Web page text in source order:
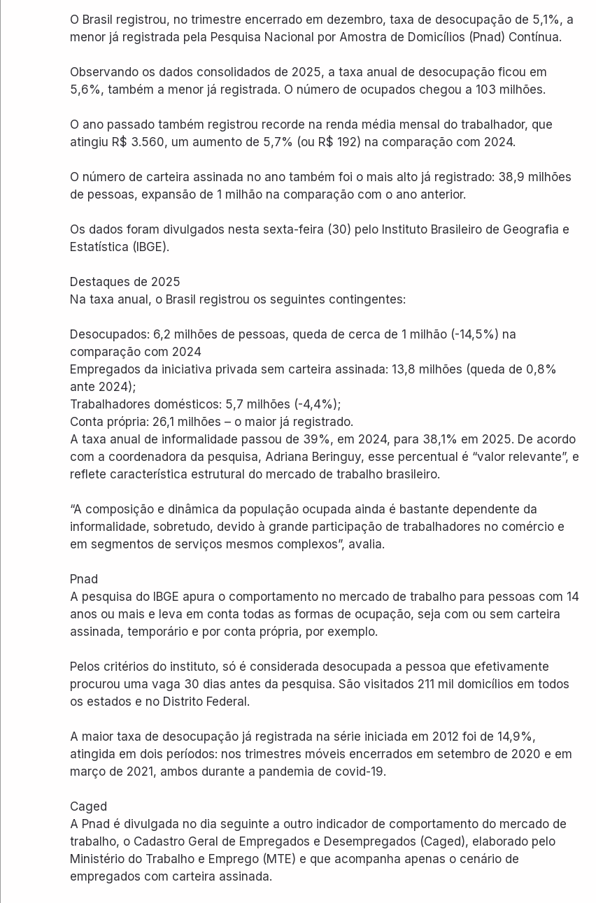
O Brasil registrou, no trimestre encerrado em dezembro, taxa de desocupação de 5,1%, a
menor já registrada pela Pesquisa Nacional por Amostra de Domicílios (Pnad) Contínua.
Observando os dados consolidados de 2025, a taxa anual de desocupação ficou em
5,6%, também a menor já registrada. O número de ocupados chegou a 103 milhões.
O ano passado também registrou recorde na renda média mensal do trabalhador, que
atingiu R$ 3.560, um aumento de 5,7% (ou R$ 192) na comparação com 2024.
O número de carteira assinada no ano também foi o mais alto já registrado: 38,9 milhões
de pessoas, expansão de 1 milhão na comparação com o ano anterior.
Os dados foram divulgados nesta sexta-feira (30) pelo Instituto Brasileiro de Geografia e
Estatística (IBGE).
Destaques de 2025
Na taxa anual, o Brasil registrou os seguintes contingentes:
Desocupados: 6,2 milhões de pessoas, queda de cerca de 1 milhão (-14,5%) na
comparação com 2024
Empregados da iniciativa privada sem carteira assinada: 13,8 milhões (queda de 0,8%
ante 2024);
Trabalhadores domésticos: 5,7 milhões (-4,4%);
Conta própria: 26,1 milhões – o maior já registrado.
A taxa anual de informalidade passou de 39%, em 2024, para 38,1% em 2025. De acordo
com a coordenadora da pesquisa, Adriana Beringuy, esse percentual é “valor relevante”, e
reflete característica estrutural do mercado de trabalho brasileiro.
“A composição e dinâmica da população ocupada ainda é bastante dependente da
informalidade, sobretudo, devido à grande participação de trabalhadores no comércio e
em segmentos de serviços mesmos complexos”, avalia.
Pnad
A pesquisa do IBGE apura o comportamento no mercado de trabalho para pessoas com 14
anos ou mais e leva em conta todas as formas de ocupação, seja com ou sem carteira
assinada, temporário e por conta própria, por exemplo.
Pelos critérios do instituto, só é considerada desocupada a pessoa que efetivamente
procurou uma vaga 30 dias antes da pesquisa. São visitados 211 mil domicílios em todos
os estados e no Distrito Federal.
A maior taxa de desocupação já registrada na série iniciada em 2012 foi de 14,9%,
atingida em dois períodos: nos trimestres móveis encerrados em setembro de 2020 e em
março de 2021, ambos durante a pandemia de covid-19.
Caged
A Pnad é divulgada no dia seguinte a outro indicador de comportamento do mercado de
trabalho, o Cadastro Geral de Empregados e Desempregados (Caged), elaborado pelo
Ministério do Trabalho e Emprego (MTE) e que acompanha apenas o cenário de
empregados com carteira assinada.